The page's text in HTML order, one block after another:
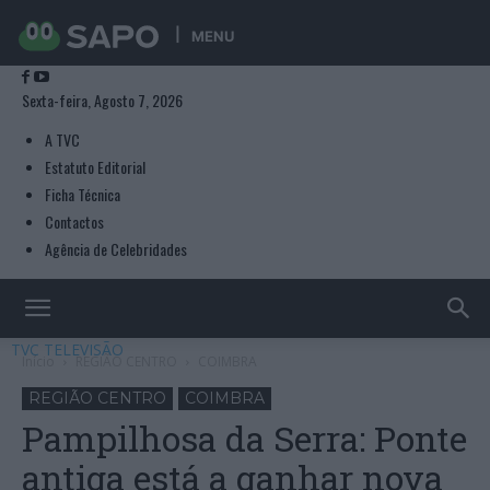
MENU
Sexta-feira, Agosto 7, 2026
A TVC
Estatuto Editorial
Ficha Técnica
Contactos
Agência de Celebridades
TVC TELEVISÃO
Início REGIÃO CENTRO
REGIÃO CENTRO COIMBRA
Pampilhosa da Serra: Ponte
antiga está a ganhar nova